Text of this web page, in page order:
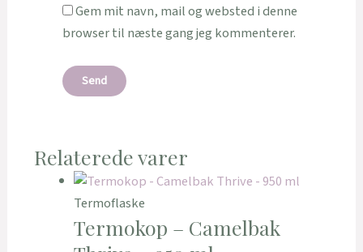
Gem mit navn, mail og websted i denne
browser til næste gang jeg kommenterer.
Relaterede varer
Termoflaske
Termokop – Camelbak